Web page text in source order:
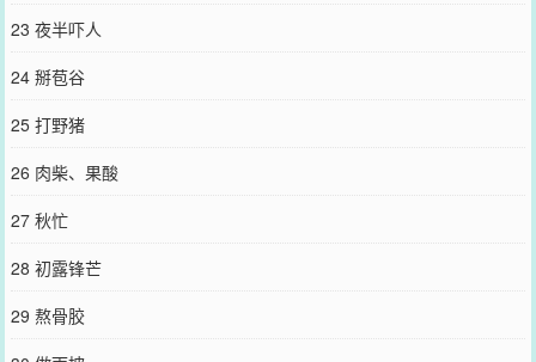
23 夜半吓人
24 掰苞谷
25 打野猪
26 肉柴、果酸
27 秋忙
28 初露锋芒
29 熬骨胶